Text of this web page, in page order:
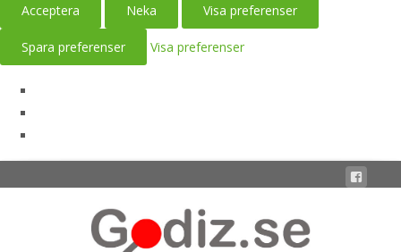
Acceptera Neka Visa preferenser
Spara preferenser Visa preferenser